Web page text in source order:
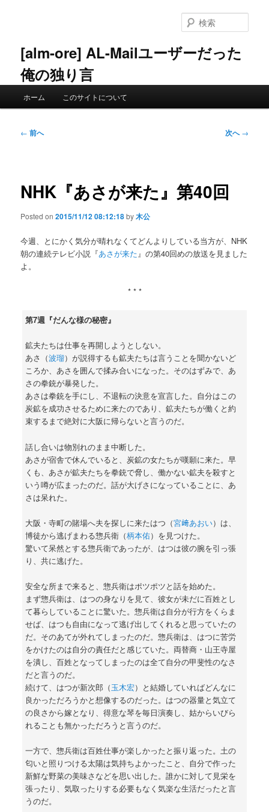
ン
へ
[alm-ore] AL-Mailユーザーだった
俺の独り言
索
ホーム このサイトについて
投
ー
ョ
← 前へ 次へ→
NHK『あさが来た』第40回
Posted on2015/11/12 08:12:18by木公
今週、とにかく気分が晴れなくてどんよりしている当方が、NHK
朝の連続テレビ小説『あさが来た』の第40回めの放送を見ました
よ。
* * *
第7週『だんな様の秘密』
鉱夫たちは仕事を再開しようとしない。
あさ（波瑠）が説得するも鉱夫たちは言うことを聞かないど
ころか、あさを囲んで揉み合いになった。そのはずみで、あ
さの拳銃が暴発した。
あさは拳銃を手にし、不退転の決意を宣言した。自分はこの
炭鉱を成功させるために来たのであり、鉱夫たちが働くと約
束するまで絶対に大阪に帰らないと言うのだ。
話し合いは物別れのまま中断した。
あさが宿舎で休んでいると、炭鉱の女たちが嘆願に来た。早
くも、あさが鉱夫たちを拳銃で脅し、働かない鉱夫を殺すと
いう噂が広まったのだ。話が大げさになっていることに、あ
さは呆れた。
大阪・寺町の賭場へ夫を探しに来たはつ（宮﨑あおい）は、
博徒から逃げまわる惣兵衛（柄本佑）を見つけた。
驚いて呆然とする惣兵衛であったが、はつは彼の腕を引っ張
り、共に逃げた。
安全な所まで来ると、惣兵衛はポツポツと話を始めた。
まず惣兵衛は、はつの身なりを見て、彼女が未だに百姓とし
て暮らしていることに驚いた。惣兵衛は自分が行方をくらま
せば、はつも自由になって逃げ出してくれると思っていたの
だ。そのあてが外れてしまったのだ。惣兵衛は、はつに苦労
をかけたのは自分の責任だと感じていた。両替商・山王寺屋
を潰し、百姓となってしまったのは全て自分の甲斐性のなさ
だと言うのだ。
続けて、はつが新次郎（玉木宏）と結婚していればどんなに
良かっただろうかと想像するのだった。はつの器量と気立て
の良さから嫁となり、得意な琴を毎日演奏し、姑からいびら
れることも無かっただろうと言うのだ。
一方で、惣兵衛は百姓仕事が楽しかったと振り返った。土の
匂いと照りつける太陽は気持ちよかったこと、自分で作った
新鮮な野菜の美味さなどを思い出した。誰かに対して見栄を
張ったり、気取ったりする必要もなく気楽な生活だったと言
うのだ。